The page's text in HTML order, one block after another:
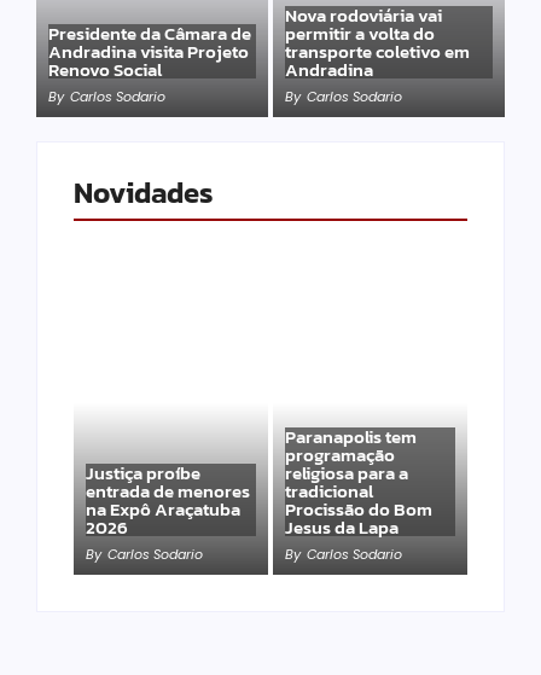
Presidente da Câmara de
Andradina visita Projeto
Renovo Social
By Carlos Sodario
Nova rodoviária vai
permitir a volta do
transporte coletivo em
Andradina
By Carlos Sodario
Novidades
Justiça proíbe
entrada de menores
na Expô Araçatuba
2026
By Carlos Sodario
Paranapolis tem
programação
religiosa para a
tradicional
Procissão do Bom
Jesus da Lapa
By Carlos Sodario